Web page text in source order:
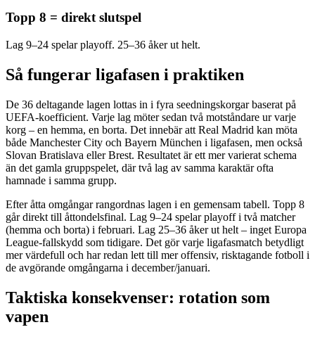
Topp 8 = direkt slutspel
Lag 9–24 spelar playoff. 25–36 åker ut helt.
Så fungerar ligafasen i praktiken
De 36 deltagande lagen lottas in i fyra seedningskorgar baserat på
UEFA-koefficient. Varje lag möter sedan två motståndare ur varje
korg – en hemma, en borta. Det innebär att Real Madrid kan möta
både Manchester City och Bayern München i ligafasen, men också
Slovan Bratislava eller Brest. Resultatet är ett mer varierat schema
än det gamla gruppspelet, där två lag av samma karaktär ofta
hamnade i samma grupp.
Efter åtta omgångar rangordnas lagen i en gemensam tabell. Topp 8
går direkt till åttondelsfinal. Lag 9–24 spelar playoff i två matcher
(hemma och borta) i februari. Lag 25–36 åker ut helt – inget Europa
League-fallskydd som tidigare. Det gör varje ligafasmatch betydligt
mer värdefull och har redan lett till mer offensiv, risktagande fotboll i
de avgörande omgångarna i december/januari.
Taktiska konsekvenser: rotation som
vapen